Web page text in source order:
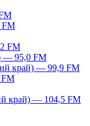
FM
FM
— 95,0 FM
край) — 99,9 FM
FM
край) — 104,5 FM